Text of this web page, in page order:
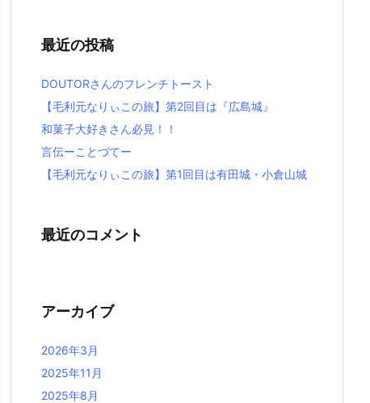
最近の投稿
DOUTORさんのフレンチトースト
【毛利元なりぃこの旅】第2回目は『広島城』
和菓子大好きさん必見！！
言伝ーことづてー
【毛利元なりぃこの旅】第1回目は有田城・小倉山城
最近のコメント
アーカイブ
2026年3月
2025年11月
2025年8月